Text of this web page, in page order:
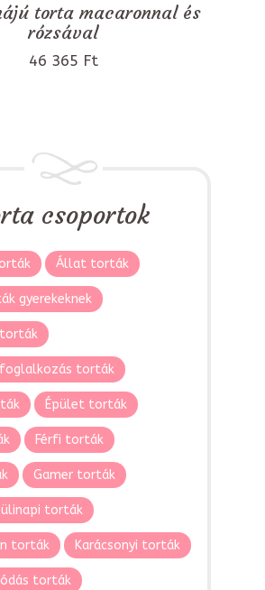
torta macaronnal és
rózsával
46 365 Ft
csoportok
Állat torták
gyerekeknek
foglalkozás torták
Épület torták
Férfi torták
Gamer torták
torták
torták Karácsonyi torták
torták